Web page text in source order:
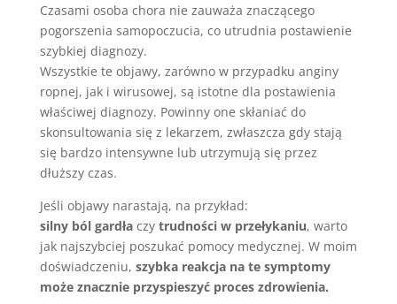
Czasami osoba chora nie zauważa znaczącego
pogorszenia samopoczucia, co utrudnia postawienie
szybkiej diagnozy.
Wszystkie te objawy, zarówno w przypadku anginy
ropnej, jak i wirusowej, są istotne dla postawienia
właściwej diagnozy. Powinny one skłaniać do
skonsultowania się z lekarzem, zwłaszcza gdy stają
się bardzo intensywne lub utrzymują się przez
dłuższy czas.
Jeśli objawy narastają, na przykład:
silny ból gardłaczy trudności w przełykaniu, warto
jak najszybciej poszukać pomocy medycznej. W moim
doświadczeniu, szybka reakcja na te symptomy
może znacznie przyspieszyć proces zdrowienia.